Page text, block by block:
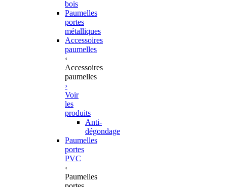
bois
Paumelles
portes
métalliques
Accessoires
paumelles
‹
Accessoires
paumelles
›
Voir
les
produits
Anti-
dégondage
Paumelles
portes
PVC
‹
Paumelles